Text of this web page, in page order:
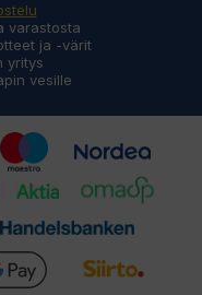
varastosta
ja -värit
yritys
vesille